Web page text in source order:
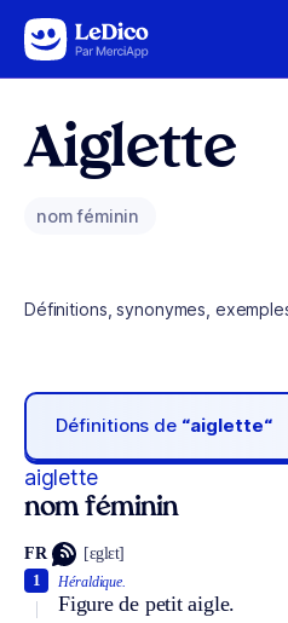
Aller au contenu
Aiglette
nom féminin
Définitions, synonymes,
Définitions de “aiglette“
aiglette
nom féminin
FR [ɛglɛt]
Héraldique.
Figure de petit aigle.
1